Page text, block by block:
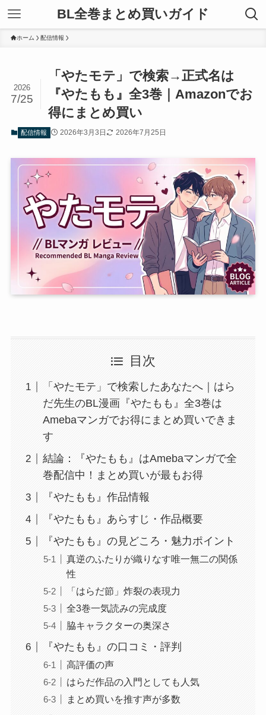
BL全巻まとめ買いガイド
ホーム 配信情報
「やたモテ」で検索→正式名は
『やたもも』全3巻｜Amazonでお
得にまとめ買い
2026
7/25
配信情報 2026年3月3日 2026年7月25日
目次
「やたモテ」で検索したあなたへ｜はら
だ先生のBL漫画『やたもも』全3巻は
Amebaマンガでお得にまとめ買いできま
す
結論：『やたもも』はAmebaマンガで全
巻配信中！まとめ買いが最もお得
『やたもも』作品情報
『やたもも』あらすじ・作品概要
『やたもも』の見どころ・魅力ポイント
真逆のふたりが織りなす唯一無二の関係
性
「はらだ節」炸裂の表現力
全3巻一気読みの完成度
脇キャラクターの奥深さ
『やたもも』の口コミ・評判
高評価の声
はらだ作品の入門としても人気
まとめ買いを推す声が多数